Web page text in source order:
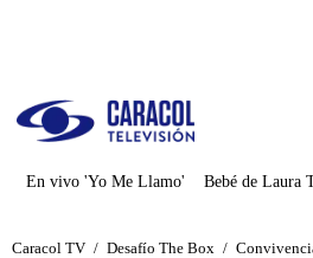
En vivo 'Yo Me Llamo' Bebé de Laura
Caracol TV / Desafío The Box /